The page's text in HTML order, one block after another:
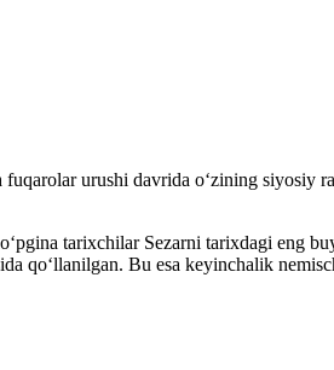
urushi davrida oʻzining siyosiy
tarixchilar Sezarni tarixdagi eng
Bu esa keyinchalik